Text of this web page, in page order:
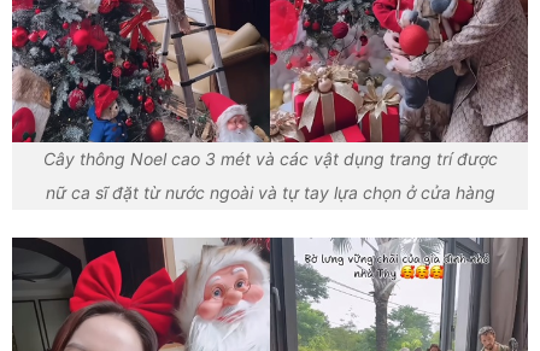
Cây thông Noel cao 3 mét và các vật dụng trang trí được
nữ ca sĩ đặt từ nước ngoài và tự tay lựa chọn ở cửa hàng